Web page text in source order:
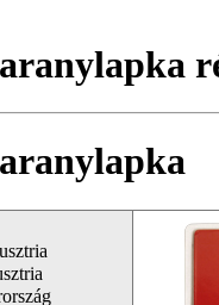
aranylapka